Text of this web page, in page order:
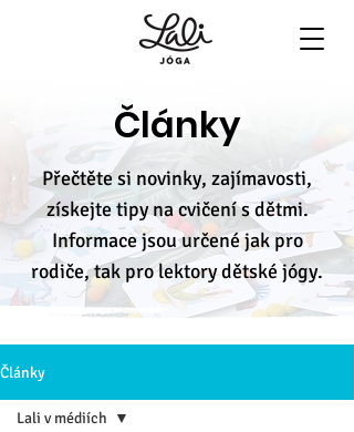
Články
Přečtěte si novinky, zajímavosti,
získejte tipy na cvičení s dětmi.
Informace jsou určené jak pro
rodiče, tak pro lektory dětské jógy.
Články
Lali v médiích